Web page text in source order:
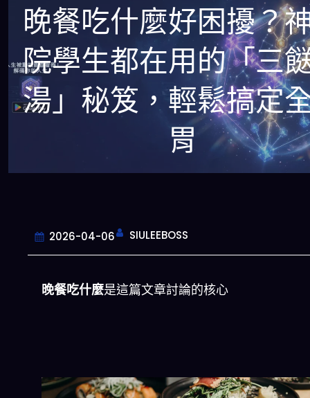
晚餐吃什麼好困擾？
院學生都在用的「三
湯」秘笈，輕鬆搞定
胃
2026-04-06 SIULEEBOSS
晚餐吃什麼是這篇文章討論的核心